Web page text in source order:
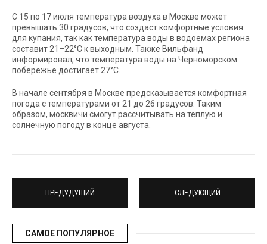
С 15 по 17 июля температура воздуха в Москве может
превышать 30 градусов, что создаст комфортные условия
для купания, так как температура воды в водоемах региона
составит 21–22°C к выходным. Также Вильфанд
информировал, что температура воды на Черноморском
побережье достигает 27°C.
В начале сентября в Москве предсказывается комфортная
погода с температурами от 21 до 26 градусов. Таким
образом, москвичи смогут рассчитывать на теплую и
солнечную погоду в конце августа.
ПРЕДУДУЩИЙ СЛЕДУЮЩИЙ
САМОЕ ПОПУЛЯРНОЕ